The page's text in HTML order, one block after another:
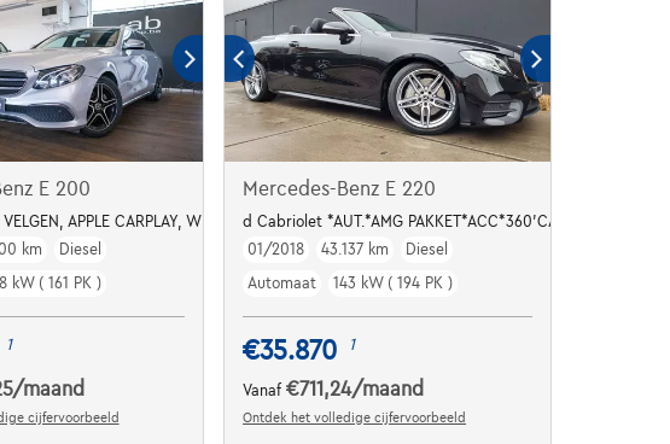
CAMERA / DAB
E 200
APPLE CARPLAY, WIDESCREEN, SPORTSTOEL, WIDESCREEN
km
Diesel
kW ( 161 PK )
1
/maand
cijfervoorbeeld
Mercedes-Benz E 220
d Cabriolet *AUT.*AMG PAKKET*ACC*360'CAMERA*
01/2018
43.137 km
Diesel
Automaat
143 kW ( 194 PK )
€35.870 1
Vanaf€711,24/maand
Ontdek het volledige cijfervoorbeeld